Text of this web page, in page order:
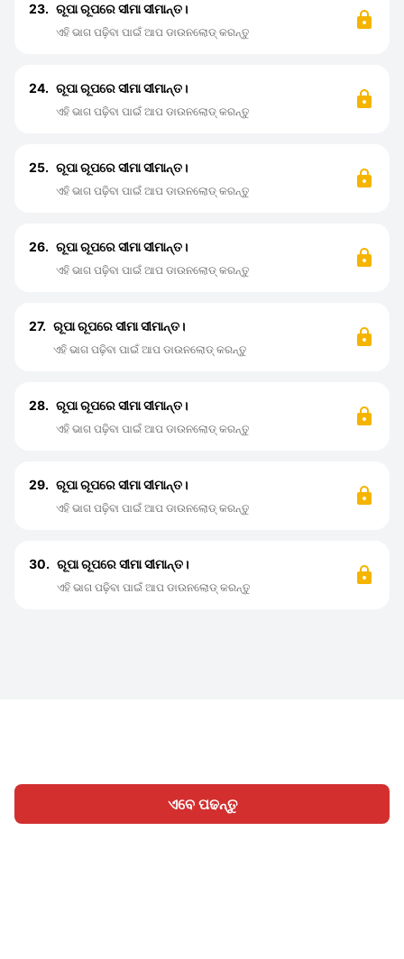
ଏବେ ପଢନ୍ତୁ
23. ରୂପା ରୂପରେ ସୀମା ସୀମାନ୍ତ।
ଏହି ଭାଗ ପଢ଼ିବା ପାଇଁ ଆପ ଡାଉନଲୋଡ୍ କରନ୍ତୁ
24. ରୂପା ରୂପରେ ସୀମା ସୀମାନ୍ତ।
ଏହି ଭାଗ ପଢ଼ିବା ପାଇଁ ଆପ ଡାଉନଲୋଡ୍ କରନ୍ତୁ
25. ରୂପା ରୂପରେ ସୀମା ସୀମାନ୍ତ।
ଏହି ଭାଗ ପଢ଼ିବା ପାଇଁ ଆପ ଡାଉନଲୋଡ୍ କରନ୍ତୁ
26. ରୂପା ରୂପରେ ସୀମା ସୀମାନ୍ତ।
ଏହି ଭାଗ ପଢ଼ିବା ପାଇଁ ଆପ ଡାଉନଲୋଡ୍ କରନ୍ତୁ
27. ରୂପା ରୂପରେ ସୀମା ସୀମାନ୍ତ।
ଏହି ଭାଗ ପଢ଼ିବା ପାଇଁ ଆପ ଡାଉନଲୋଡ୍ କରନ୍ତୁ
28. ରୂପା ରୂପରେ ସୀମା ସୀମାନ୍ତ।
ଏହି ଭାଗ ପଢ଼ିବା ପାଇଁ ଆପ ଡାଉନଲୋଡ୍ କରନ୍ତୁ
29. ରୂପା ରୂପରେ ସୀମା ସୀମାନ୍ତ।
ଏହି ଭାଗ ପଢ଼ିବା ପାଇଁ ଆପ ଡାଉନଲୋଡ୍ କରନ୍ତୁ
30. ରୂପା ରୂପରେ ସୀମା ସୀମାନ୍ତ।
ଏହି ଭାଗ ପଢ଼ିବା ପାଇଁ ଆପ ଡାଉନଲୋଡ୍ କରନ୍ତୁ
ହୋମ ବିଭାଗ ଲେଖନ୍ତୁ ସାଇନ୍ ଇନ୍